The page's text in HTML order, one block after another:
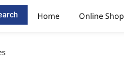
Home Online Shop